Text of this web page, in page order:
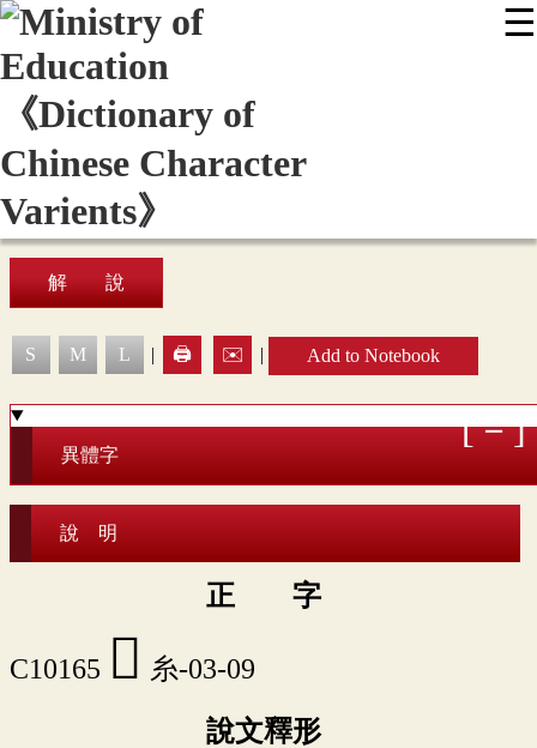
☰
Display Mode
解 說
S M L | 🖨️ ✉️ | Add to Notebook
異體字
說 明
正 字
C10165 𥾏 糸-03-09
說文釋形